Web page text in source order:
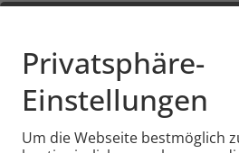
Karriere
Standorte & Öffnungszeiten
Coopzeitung